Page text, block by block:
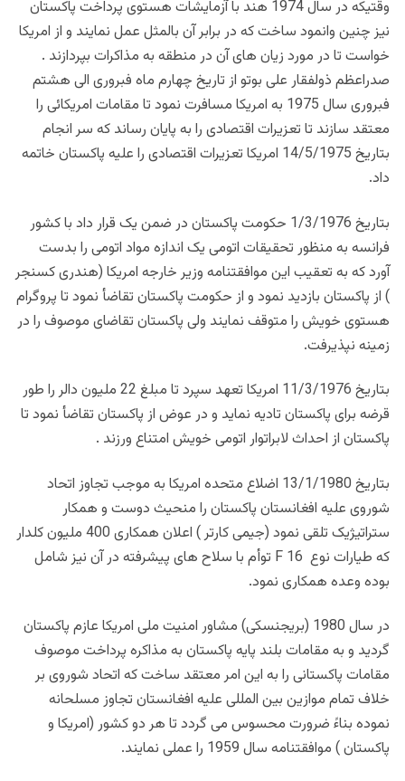
وقتیکه در سال 1974 هند با آزمایشات هستوی پرداخت پاکستان
نیز چنین وانمود ساخت که در برابر آن بالمثل عمل نمایند و از امریکا
خواست تا در مورد زیان های آن در منطقه به مذاکرات بپردازند .
صدراعظم ذولفقار علی بوتو از تاریخ چهارم ماه فبروری الی هشتم
فبروری سال 1975 به امریکا مسافرت نمود تا مقامات امریکائی را
معتقد سازند تا تعزیرات اقتصادی را به پایان رساند که سر انجام
بتاریخ 14/5/1975 امریکا تعزیرات اقتصادی را علیه پاکستان خاتمه
داد.
بتاریخ 1/3/1976 حکومت پاکستان در ضمن یک قرار داد با کشور
فرانسه به منظور تحقیقات اتومی یک اندازه مواد اتومی را بدست
آورد که به تعقیب این موافقتنامه وزیر خارجه امریکا (هندری کسنجر
) از پاکستان بازدید نمود و از حکومت پاکستان تقاضأ نمود تا پروگرام
هستوی خویش را متوقف نمایند ولی پاکستان تقاضای موصوف را در
زمینه نپذیرفت.
بتاریخ 11/3/1976 امریکا تعهد سپرد تا مبلغ 22 ملیون دالر را طور
قرضه برای پاکستان تادیه نماید و در عوض از پاکستان تقاضأ نمود تا
پاکستان از احداث لابراتوار اتومی خویش امتناع ورزند .
بتاریخ 13/1/1980 اضلاع متحده امریکا به موجب تجاوز اتحاد
شوروی علیه افغانستان پاکستان را منحیث دوست و همکار
ستراتیژیک تلقی نمود (جیمی کارتر ) اعلان همکاری 400 ملیون کلدار
که طیارات نوع F 16 توأم با سلاح های پیشرفته در آن نیز شامل
بوده وعده همکاری نمود.
در سال 1980 (بریجنسکی) مشاور امنیت ملی امریکا عازم پاکستان
گردید و به مقامات بلند پایه پاکستان به مذاکره پرداخت موصوف
مقامات پاکستانی را به این امر معتقد ساخت که اتحاد شوروی بر
خلاف تمام موازین بین المللی علیه افغانستان تجاوز مسلحانه
نموده بناءً ضرورت محسوس می گردد تا هر دو کشور (امریکا و
پاکستان ) موافقتنامه سال 1959 را عملی نمایند.